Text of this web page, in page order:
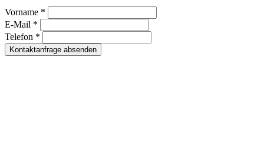
Vorname *
E-Mail *
Telefon *